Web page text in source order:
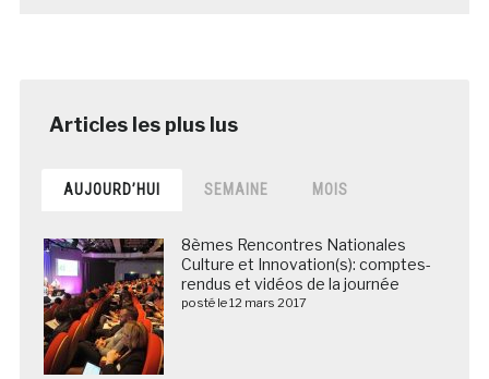
AUJOURD’HUI SEMAINE MOIS
8èmes Rencontres Nationales
Culture et Innovation(s): comptes-
rendus et vidéos de la journée
posté le 12 mars 2017